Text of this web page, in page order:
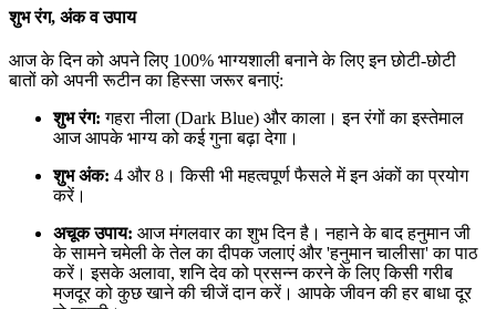
शुभ रंग, अंक व उपाय
आज के दिन को अपने लिए 100% भाग्यशाली बनाने के लिए इन छोटी-छोटी
बातों को अपनी रूटीन का हिस्सा जरूर बनाएं:
शुभ रंग: गहरा नीला (Dark Blue) और काला। इन रंगों का इस्तेमाल
आज आपके भाग्य को कई गुना बढ़ा देगा।
शुभ अंक: 4 और 8। किसी भी महत्वपूर्ण फैसले में इन अंकों का प्रयोग
करें।
अचूक उपाय: आज मंगलवार का शुभ दिन है। नहाने के बाद हनुमान जी
के सामने चमेली के तेल का दीपक जलाएं और 'हनुमान चालीसा' का पाठ
करें। इसके अलावा, शनि देव को प्रसन्न करने के लिए किसी गरीब
मजदूर को कुछ खाने की चीजें दान करें। आपके जीवन की हर बाधा दूर